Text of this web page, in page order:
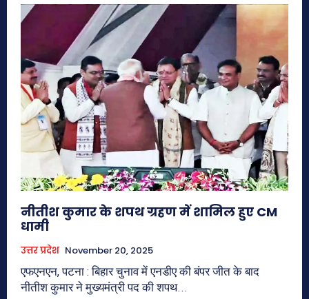
नीतीश कुमार के शपथ ग्रहण में शामिल हुए CM
धामी
उत्तर प्रदेश November 20, 2025
एफएनएन, पटना : बिहार चुनाव में एनडीए की बंपर जीत के बाद
नीतीश कुमार ने मुख्यमंत्री पद की शपथ...